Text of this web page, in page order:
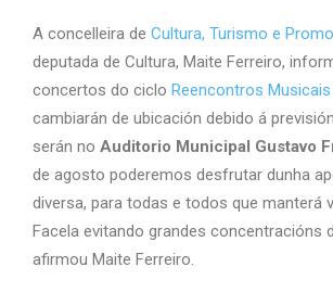
A concelleira de Cultura, Turismo e
deputada de Cultura, Maite Ferreiro,
concertos do ciclo Reencontros
cambiarán de ubicación debido á
serán no Auditorio Municipal Gustavo
de agosto poderemos desfrutar dunha
diversa, para todas e todos que manterá
Facela evitando grandes concentracións
afirmou Maite Ferreiro.